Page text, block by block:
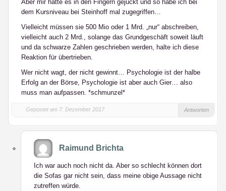
Aber mir hatte es in den Fingern gejuckt und so habe ich bei
dem Kursniveau bei Steinhoff mal zugegriffen…
Vielleicht müssen sie 500 Mio oder 1 Mrd. „nur“ abschreiben,
vielleicht auch 2 Mrd., solange das Grundgeschäft soweit läuft
und da schwarze Zahlen geschrieben werden, halte ich diese
Reaktion für übertrieben.
Wer nicht wagt, der nicht gewinnt… Psychologie ist der halbe
Erfolg an der Börse, Psychologie ist aber auch Gier… also
muss man aufpassen. *schmunzel*
Gepostet am 7. Dezember 2017 Antworten
Raimund Brichta
Ich war auch noch nicht da. Aber so schlecht können dort
die Sofas gar nicht sein, dass meine obige Aussage nicht
zutreffen würde.